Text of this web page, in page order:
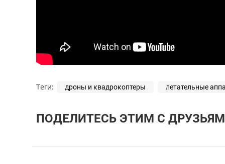
Теги: дроны и квадрокоптеры летательные
ПОДЕЛИТЕСЬ ЭТИМ С